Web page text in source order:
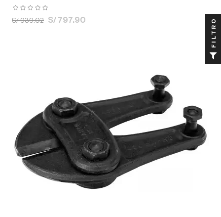
S/ 939.02 S/ 797.90 FILTRO